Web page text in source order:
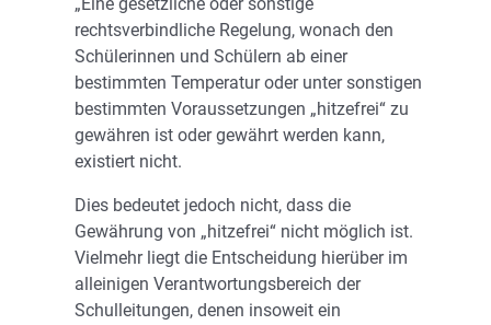
„Eine gesetzliche oder sonstige
rechtsverbindliche Regelung, wonach den
Schülerinnen und Schülern ab einer
bestimmten Temperatur oder unter sonstigen
bestimmten Voraussetzungen „hitzefrei“ zu
gewähren ist oder gewährt werden kann,
existiert nicht.
Dies bedeutet jedoch nicht, dass die
Gewährung von „hitzefrei“ nicht möglich ist.
Vielmehr liegt die Entscheidung hierüber im
alleinigen Verantwortungsbereich der
Schulleitungen, denen insoweit ein